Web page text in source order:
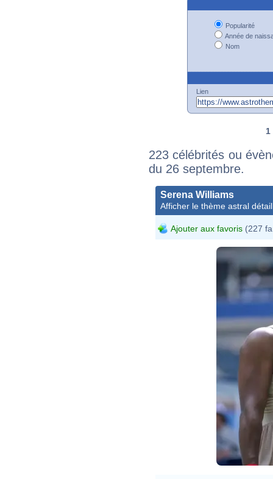
Popularité
Année de
Nom
Lien
1
223 célébrités ou
du 26 septembre.
Serena Williams
Afficher le thème astral
Ajouter aux favoris (227